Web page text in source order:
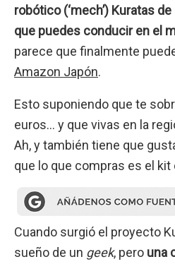
robótico (‘mech’) Kuratas
que puedes conducir en el
parece que finalmente
Amazon Japón.
Esto suponiendo que te
euros… y que vivas en la
Ah, y también tiene que
que lo que compras es el kit
Cuando surgió el proyecto
sueño de un geek, pero una